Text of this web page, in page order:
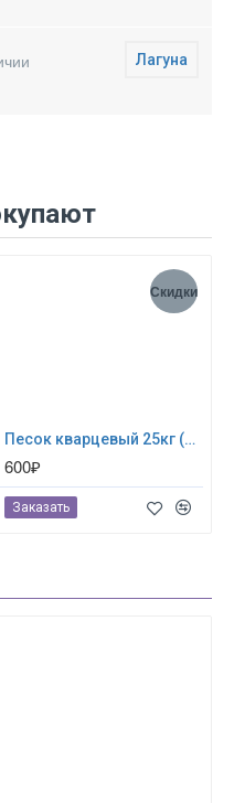
Лагуна
Скидки
Песок кварцевый 25кг (для песочных фильтр-насосов) 0024
600₽
Заказать